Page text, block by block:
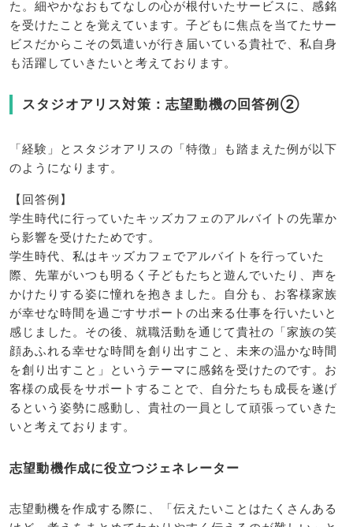
た。細やかなおもてなしの心が根付いたサービスに、感銘
を受けたことを覚えています。子どもに焦点を当てたサー
ビスだからこその気遣いが行き届いている貴社で、私自身
も活躍していきたいと考えております。
スタジオアリス対策：志望動機の回答例②
「経験」とスタジオアリスの「特徴」も踏まえた例が以下
のようになります。
【回答例】
学生時代に行っていたキッズカフェのアルバイトの先輩か
ら影響を受けたためです。
学生時代、私はキッズカフェでアルバイトを行っていた
際、先輩がいつも明るく子どもたちと遊んでいたり、声を
かけたりする姿に憧れを抱きました。自分も、お客様家族
が幸せな時間を過ごすサポートの出来る仕事を行いたいと
感じました。その後、就職活動を通じて貴社の「家族の笑
顔あふれる幸せな時間を創り出すこと、未来の温かな時間
を創り出すこと」というテーマに感銘を受けたのです。お
客様の成長をサポートすることで、自分たちも成長を遂げ
るという姿勢に感動し、貴社の一員として頑張っていきた
いと考えております。
志望動機作成に役立つジェネレーター
志望動機を作成する際に、「伝えたいことはたくさんある